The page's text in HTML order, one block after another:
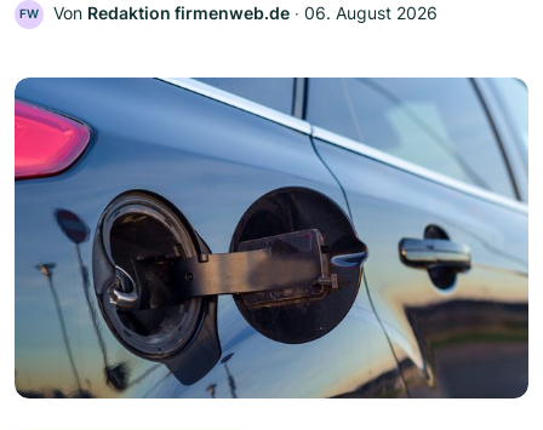
FW Von Redaktion firmenweb.de ‧ 06. August 2026